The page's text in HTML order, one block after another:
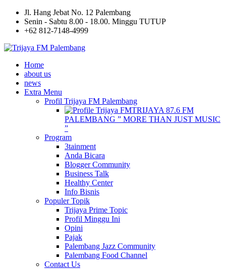
Jl. Hang Jebat No. 12 Palembang
Senin - Sabtu 8.00 - 18.00. Minggu TUTUP
+62 812-7148-4999
Home
about us
news
Extra Menu
Profil Trijaya FM Palembang
TRIJAYA 87.6 FM
PALEMBANG ” MORE THAN JUST MUSIC
”
Program
3tainment
Anda Bicara
Blogger Community
Business Talk
Healthy Center
Info Bisnis
Populer Topik
Trijaya Prime Topic
Profil Minggu Ini
Opini
Pajak
Palembang Jazz Community
Palembang Food Channel
Contact Us